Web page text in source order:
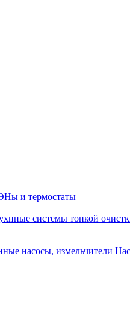
и термостаты
системы тонкой
насосы, измельчители